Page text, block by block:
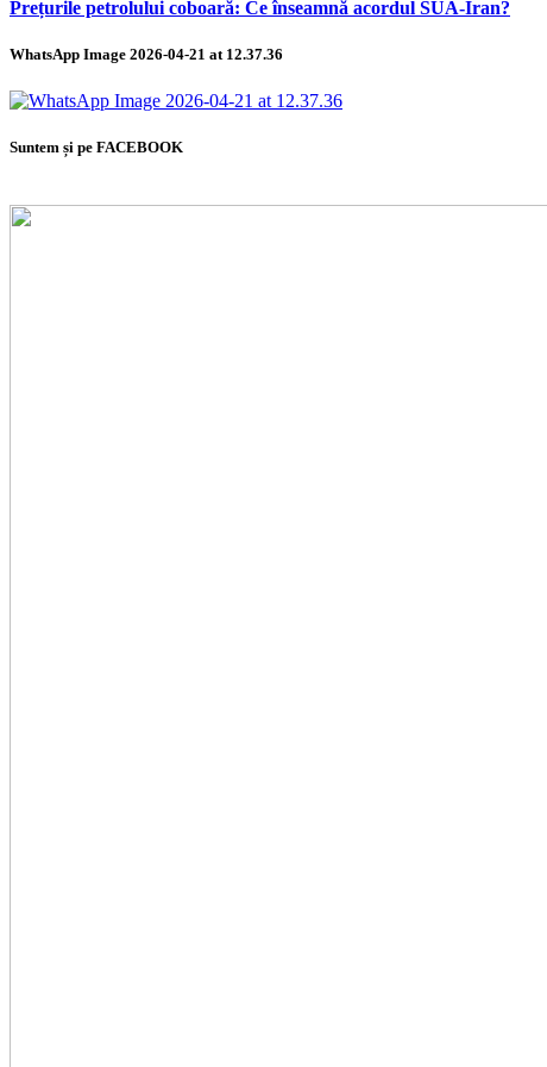
Prețurile petrolului coboară: Ce înseamnă acordul SUA-Iran?
WhatsApp Image 2026-04-21 at 12.37.36
Suntem și pe FACEBOOK